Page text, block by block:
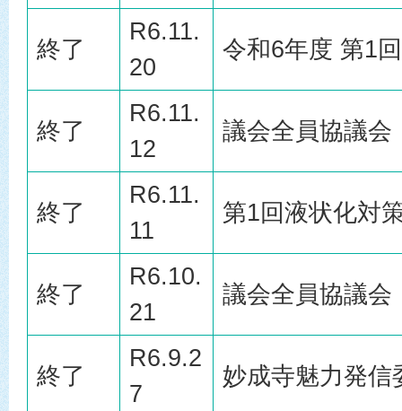
終了
R6.11.
20
令和6年度 第1
終了
R6.11.
12
議会全員協議会
終了
R6.11.
11
第1回液状化対
終了
R6.10.
21
議会全員協議会
終了
R6.9.2
7
妙成寺魅力発信